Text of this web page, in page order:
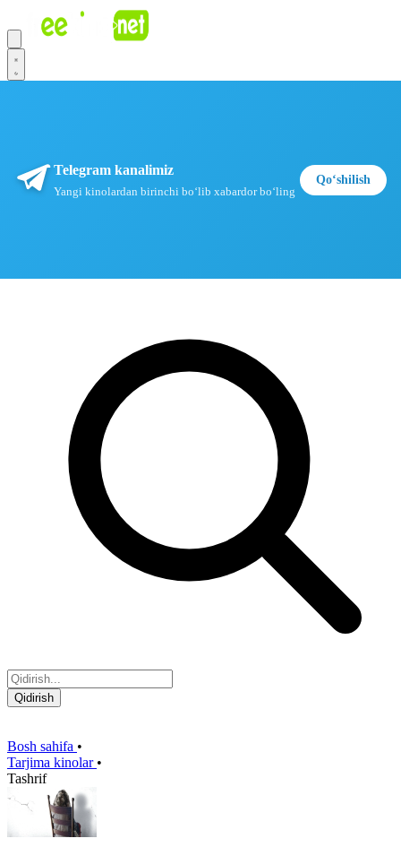
Qidirish
Bosh sahifa •
Tarjima kinolar •
Tashrif
Telegram kanalimiz
Yangi kinolardan birinchi boʻlib xabardor boʻling
Qoʻshilish